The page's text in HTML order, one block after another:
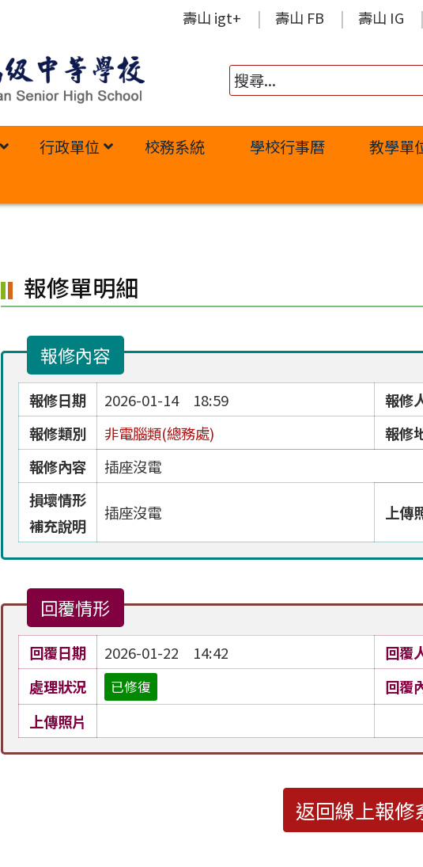
壽山 igt+ 壽山 FB 壽山 IG
行政單位 校務系統 學校行事曆
教學單
報修單明細
報修內容
報修日期 2026-01-14 18:59
報修
報修類別
非電腦類(總務處)
報修
報修內容
插座沒電
損壞情形
補充說明
插座沒電 上傳
回覆情形
回覆日期 2026-01-22 14:42
回覆
處理狀況
已修復
回覆
上傳照片
返回線上報修